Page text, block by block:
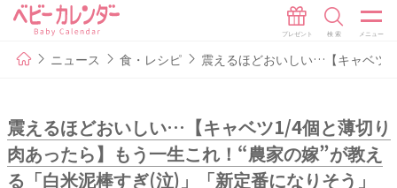
ニュース 食・レシピ 震えるほどおいしい…【キャベツ
震えるほどおいしい…【キャベツ1/4個と薄切り
肉あったら】もう一生これ！“農家の嫁”が教え
る「白米泥棒すぎ(泣)」「新定番になりそう」